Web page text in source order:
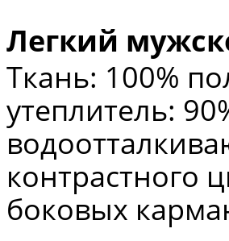
Легкий
Ткань: 100%
утеплитель:
контрастного
боковых